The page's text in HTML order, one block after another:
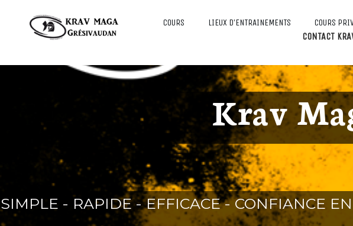
COURS LIEUX D’ENTRAINEMENTS COURS
CONTACT
Krav Ma
SIMPLE - RAPIDE - EFFICACE - CONFIANCE